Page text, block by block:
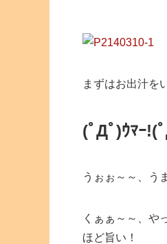
まずはお出汁を
(ﾟДﾟ)ｳﾏｰ!(
うぉぉ～～、う
くぁぁ～～、や
ほど旨い！